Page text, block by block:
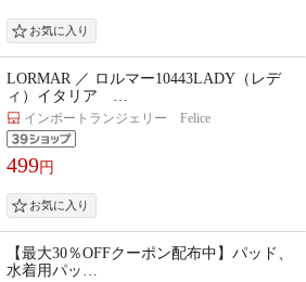
LORMAR ／ ロルマー10443LADY（レデ
ィ）イタリア …
インポートランジェリー Felice
499円
【最大30％OFFクーポン配布中】パッド、
水着用パッ…